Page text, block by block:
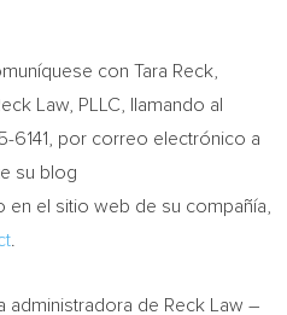
con Tara Reck
Law, PLLC, llamando al
6141, por correo electrónico a
su blog
en el sitio web de su compañía,
administradora de Reck Law –